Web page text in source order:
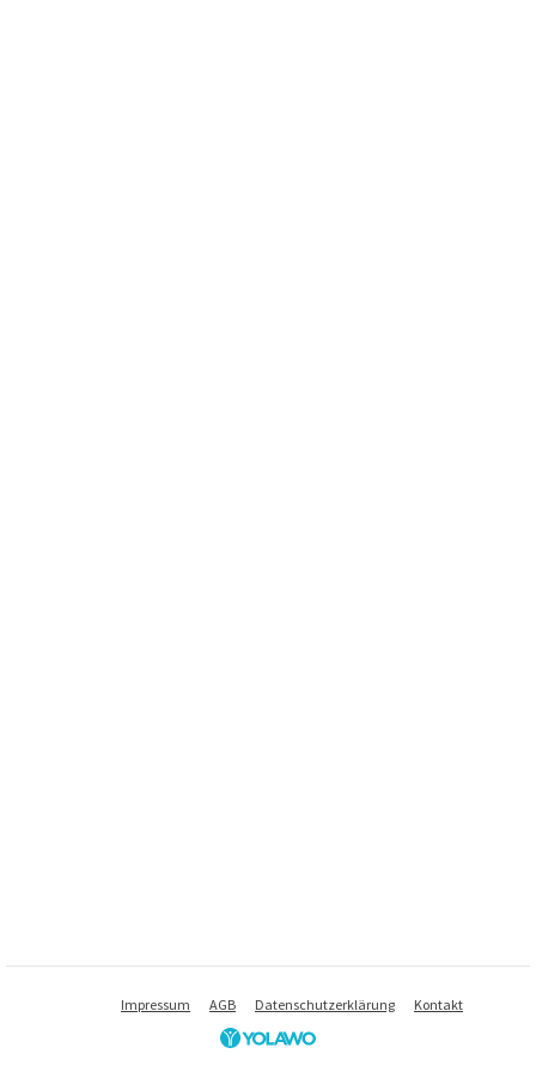
Impressum AGB Datenschutzerklärung Kontakt